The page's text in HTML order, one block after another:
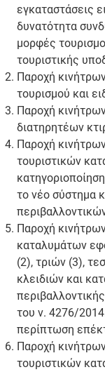
εγκαταστάσεις
δυνατότητα
μορφές
τουριστικής
Παροχή
τουρισμού και
Παροχή
διατηρητέων
Παροχή
τουριστικών
το νέο σύστημα
Παροχή
καταλυμάτων
(2), τριών (3),
κλειδιών και
του ν. 4276/
περίπτωση
Παροχή
τουριστικών